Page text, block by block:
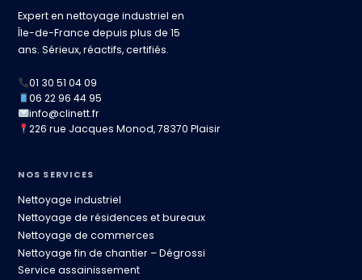
Expert en nettoyage industriel en
Île-de-France depuis plus de 15
ans. Sérieux, réactifs, certifiés.
01 30 51 04 09
06 22 96 44 95
info@clinett.fr
226 rue Jacques Monod, 78370 Plaisir
NOS SERVICES
Nettoyage industriel
Nettoyage de résidences et bureaux
Nettoyage de commerces
Nettoyage fin de chantier – Dégrossi
Service assainissement